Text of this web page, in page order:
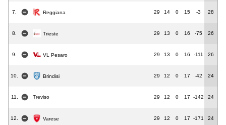
7. Reggiana 29 14 0 15 -3 28
8. Trieste 29 13 0 16 -75 26
9. VL Pesaro 29 13 0 16 -111 26
10. Brindisi 29 12 0 17 -42 24
11. Treviso 29 12 0 17 -142 24
12. Varese 29 12 0 17 -171 24